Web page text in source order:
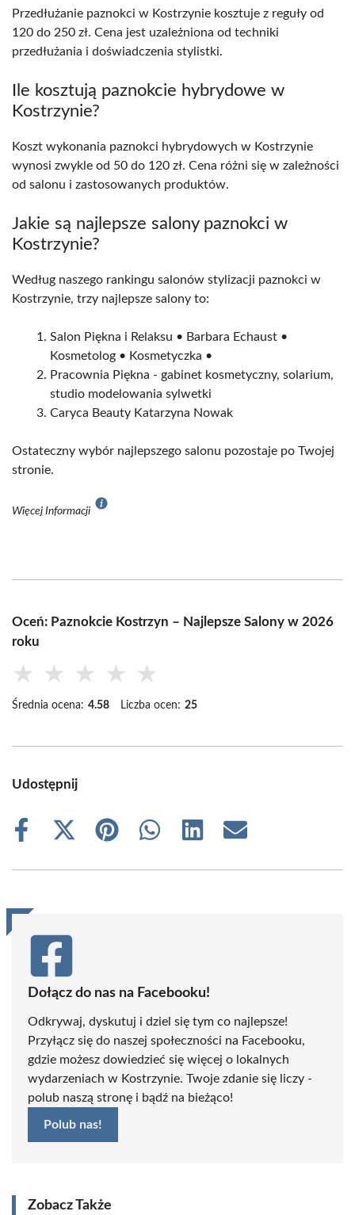
Przedłużanie paznokci w Kostrzynie kosztuje z reguły od
120 do 250 zł. Cena jest uzależniona od techniki
przedłużania i doświadczenia stylistki.
Ile kosztują paznokcie hybrydowe w
Kostrzynie?
Koszt wykonania paznokci hybrydowych w Kostrzynie
wynosi zwykle od 50 do 120 zł. Cena różni się w zależności
od salonu i zastosowanych produktów.
Jakie są najlepsze salony paznokci w
Kostrzynie?
Według naszego rankingu salonów stylizacji paznokci w
Kostrzynie, trzy najlepsze salony to:
Salon Piękna i Relaksu • Barbara Echaust •
Kosmetolog • Kosmetyczka •
Pracownia Piękna - gabinet kosmetyczny, solarium,
studio modelowania sylwetki
Caryca Beauty Katarzyna Nowak
Ostateczny wybór najlepszego salonu pozostaje po Twojej
stronie.
Więcej Informacji
Oceń: Paznokcie Kostrzyn – Najlepsze Salony w 2026
roku
★ ★ ★ ★ ★
Średnia ocena: 4.58 Liczba ocen: 25
Udostępnij
Share
Share
(Twitter)
Share
Share
Share
Share
Dołącz do nas na Facebooku!
Odkrywaj, dyskutuj i dziel się tym co najlepsze!
Przyłącz się do naszej społeczności na Facebooku,
gdzie możesz dowiedzieć się więcej o lokalnych
wydarzeniach w Kostrzynie. Twoje zdanie się liczy -
polub naszą stronę i bądź na bieżąco!
Polub nas!
Zobacz Także